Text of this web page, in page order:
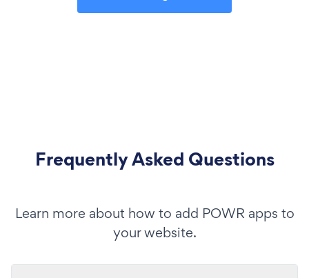
Frequently Asked Questions
Learn more about how to add POWR apps to
your website.